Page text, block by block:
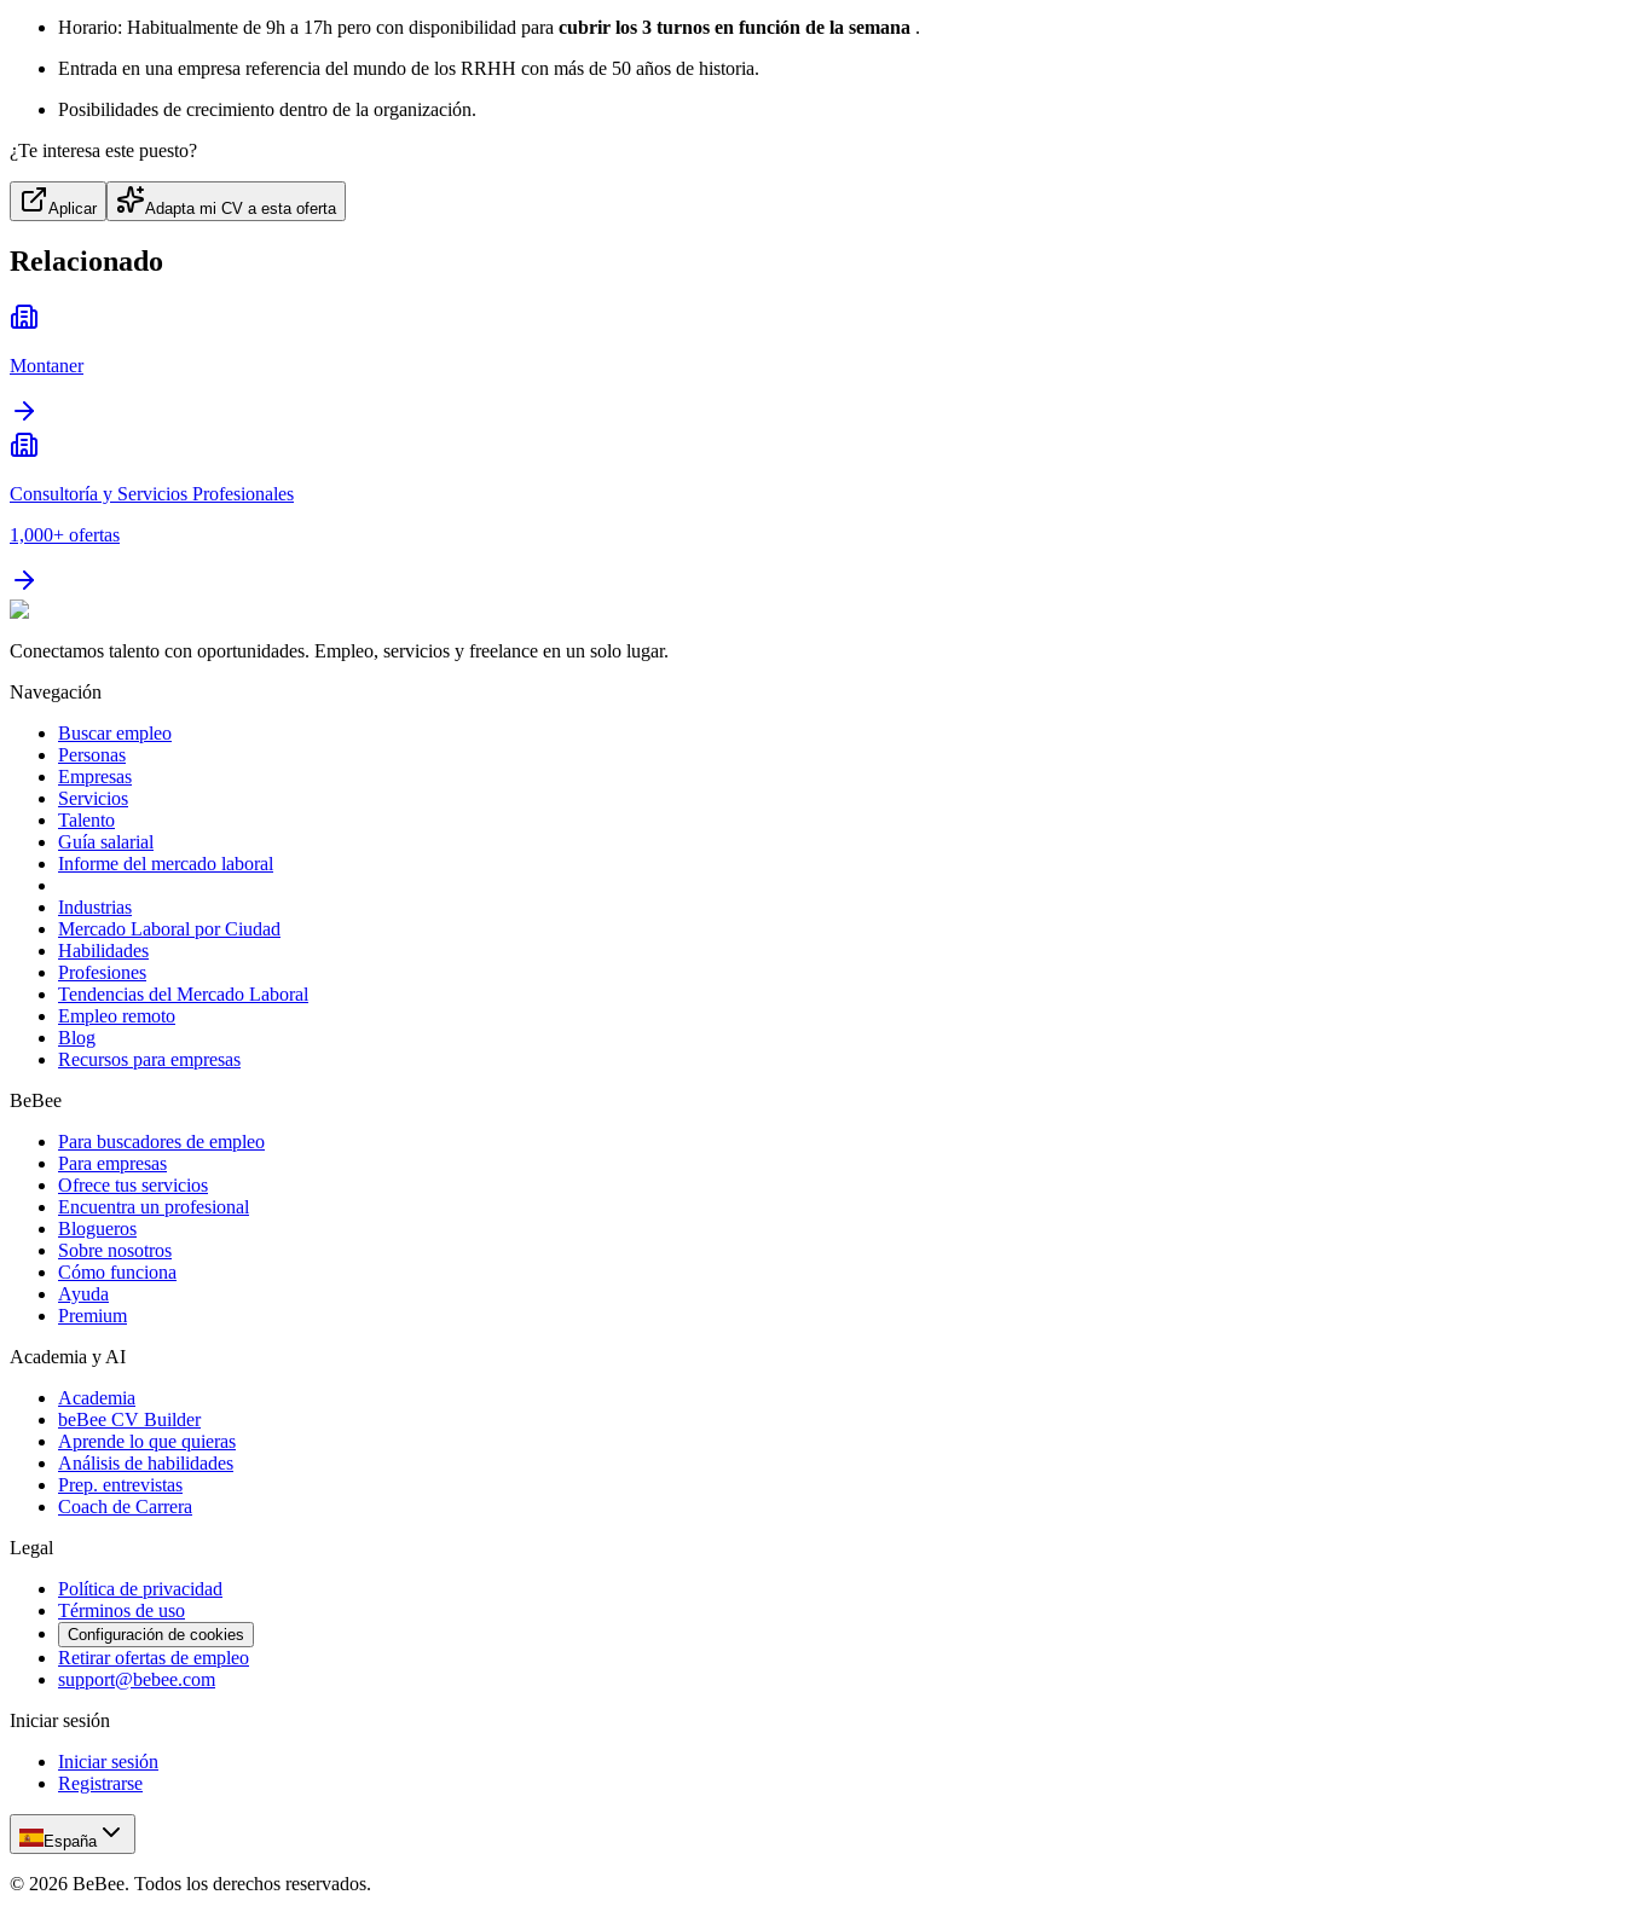
Horario: Habitualmente de 9h a 17h pero con disponibilidad para cubrir los 3 turnos en función de la semana .
Entrada en una empresa referencia del mundo de los RRHH con más de 50 años de historia.
Posibilidades de crecimiento dentro de la organización.
¿Te interesa este puesto?
Aplicar Adapta mi CV a esta oferta
Relacionado
Montaner
Consultoría y Servicios Profesionales
1,000+ ofertas
Conectamos talento con oportunidades. Empleo, servicios y freelance en un solo lugar.
Navegación
Buscar empleo
Personas
Empresas
Servicios
Talento
Guía salarial
Informe del mercado laboral
Industrias
Mercado Laboral por Ciudad
Habilidades
Profesiones
Tendencias del Mercado Laboral
Empleo remoto
Blog
Recursos para empresas
BeBee
Para buscadores de empleo
Para empresas
Ofrece tus servicios
Encuentra un profesional
Blogueros
Sobre nosotros
Cómo funciona
Ayuda
Premium
Academia y AI
Academia
beBee CV Builder
Aprende lo que quieras
Análisis de habilidades
Prep. entrevistas
Coach de Carrera
Legal
Política de privacidad
Términos de uso
Configuración de cookies
Retirar ofertas de empleo
support@bebee.com
Iniciar sesión
Iniciar sesión
Registrarse
España
© 2026 BeBee. Todos los derechos reservados.